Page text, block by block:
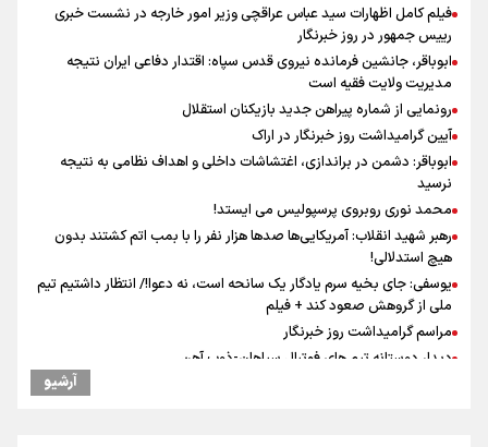
فیلم کامل اظهارات سید عباس عراقچی وزیر امور خارجه در نشست خبری
رییس جمهور در روز خبرنگار
ابوباقر، جانشین فرمانده نیروی قدس سپاه: اقتدار دفاعی ایران نتیجه
مدیریت ولایت فقیه است
رونمایی از شماره پیراهن جدید بازیکنان استقلال
آیین گرامیداشت روز خبرنگار در اراک
ابوباقر: دشمن در براندازی، اغتشاشات داخلی و اهداف نظامی به نتیجه
نرسید
محمد نوری روبروی پرسپولیس می ایستد!
رهبر شهید انقلاب: آمریکایی‌ها صدها هزار نفر را با بمب اتم کشتند بدون
هیچ استدلالی!
یوسفی: جای بخیه سرم یادگار یک سانحه است، نه دعوا!/ انتظار داشتیم تیم
ملی از گروهش صعود کند + فیلم
مراسم گرامیداشت روز خبرنگار
دیدار دوستانه تیم های فوتبال سپاهان-ذوب آهن
آرشیو